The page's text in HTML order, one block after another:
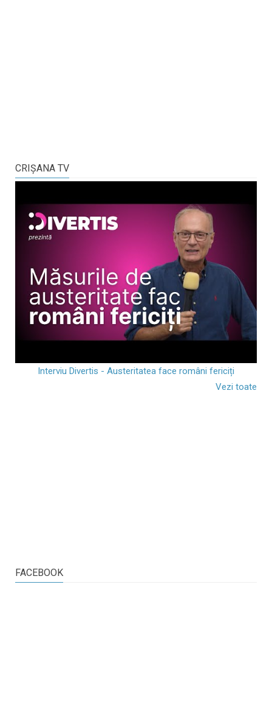
CRIŞANA TV
Interviu Divertis - Austeritatea face români fericiți
Vezi toate
FACEBOOK